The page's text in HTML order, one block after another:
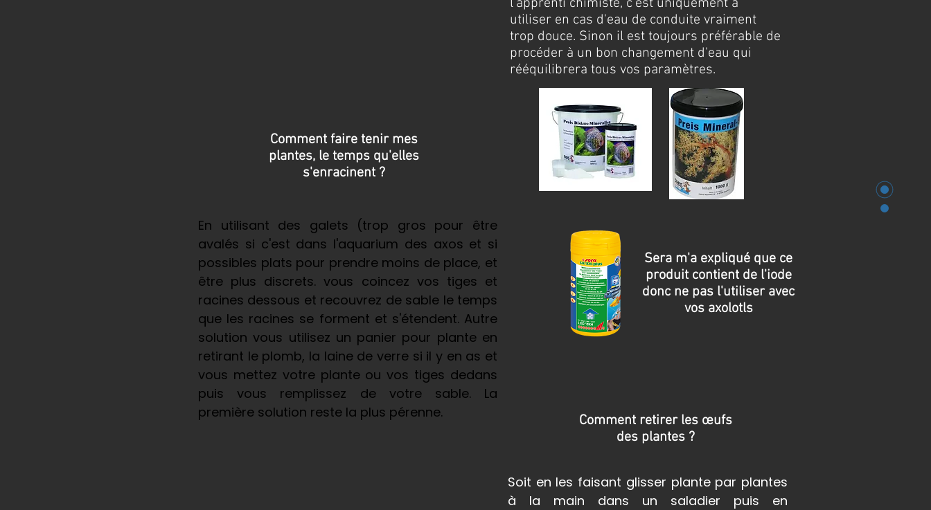
Comment faire tenir mes
plantes, le temps qu'elles
s'enracinent ?
l'apprenti chimiste, c'est uniquement à
utiliser en cas d'eau de conduite vraiment
trop douce. Sinon il est toujours préférable de
procéder à un bon changement d'eau qui
rééquilibrera tous vos paramètres.
En utilisant des galets (trop gros pour être
avalés si c'est dans l'aquarium des axos et si
possibles plats pour prendre moins de place, et
être plus discrets. vous coincez vos tiges et
racines dessous et recouvrez de sable le temps
que les racines se forment et s'étendent. Autre
solution vous utilisez un panier pour plante en
retirant le plomb, la laine de verre si il y en as et
vous mettez votre plante ou vos tiges dedans
puis vous remplissez de votre sable. La
première solution reste la plus pérenne.
Sera m'a expliqué que ce
produit contient de l'iode
donc ne pas l'utiliser avec
vos axolotls
Comment retirer les œufs
des plantes ?
Soit en les faisant glisser plante par plantes
à la main dans un saladier puis en